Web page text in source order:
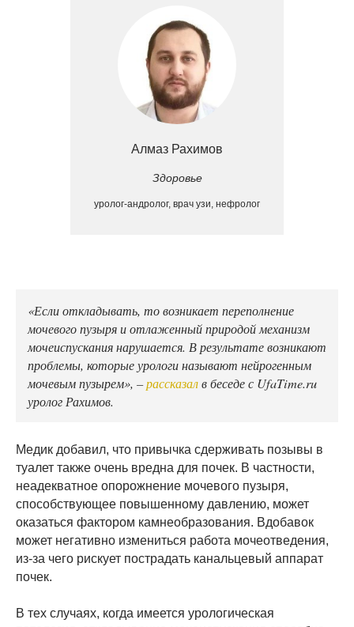
Алмаз Рахимов
Здоровье
уролог-андролог, врач узи, нефролог
«Если откладывать, то возникает переполнение
мочевого пузыря и отлаженный природой механизм
мочеиспускания нарушается. В результате возникают
проблемы, которые урологи называют нейрогенным
мочевым пузырем», –рассказалв беседе с UfaTime.ru
уролог Рахимов.
Медик добавил, что привычка сдерживать позывы в
туалет также очень вредна для почек. В частности,
неадекватное опорожнение мочевого пузыря,
способствующее повышенному давлению, может
оказаться фактором камнеобразования. Вдобавок
может негативно измениться работа мочеотведения,
из-за чего рискует пострадать канальцевый аппарат
почек.
В тех случаях, когда имеется урологическая